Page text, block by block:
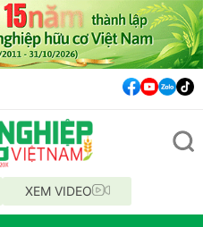
XEM VIDEO